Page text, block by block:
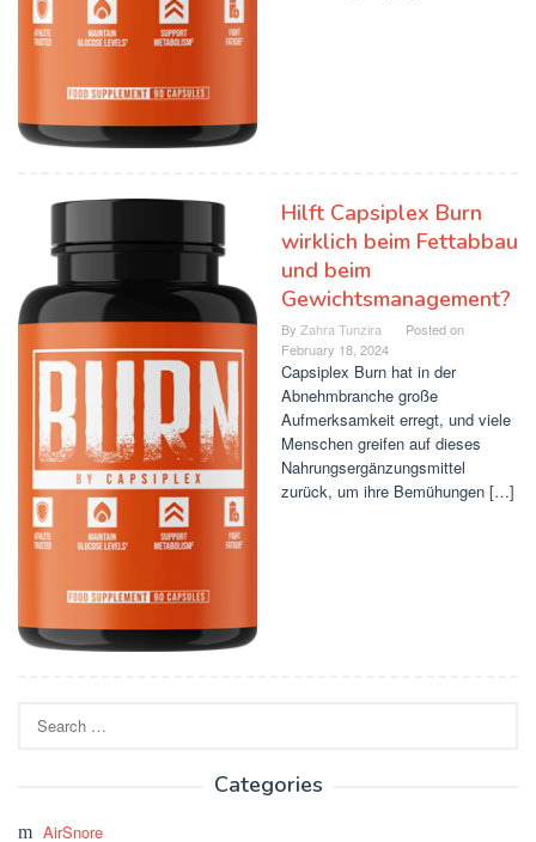
Hilft Capsiplex Burn
wirklich beim Fettabbau
und beim
Gewichtsmanagement?
By Zahra Tunzira
Posted on
February 18, 2024
Capsiplex Burn hat in der
Abnehmbranche große
Aufmerksamkeit erregt, und viele
Menschen greifen auf dieses
Nahrungsergänzungsmittel
zurück, um ihre Bemühungen […]
for:
Categories
AirSnore